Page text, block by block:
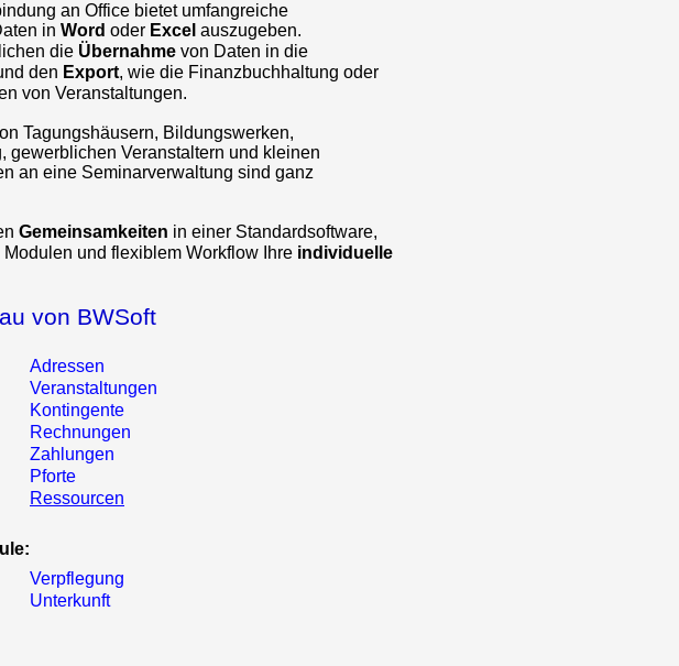
an Office bietet umfangreiche
in Word oder Excel auszugeben.
die Übernahme von Daten in die
den Export, wie die Finanzbuchhaltung oder
von Veranstaltungen.
Tagungshäusern, Bildungswerken,
gewerblichen Veranstaltern und kleinen
an eine Seminarverwaltung sind ganz
Gemeinsamkeiten in einer Standardsoftware,
und flexiblem Workflow Ihre individuelle
von BWSoft
Adressen
Veranstaltungen
Kontingente
Rechnungen
Zahlungen
Pforte
Ressourcen
Verpflegung
Unterkunft